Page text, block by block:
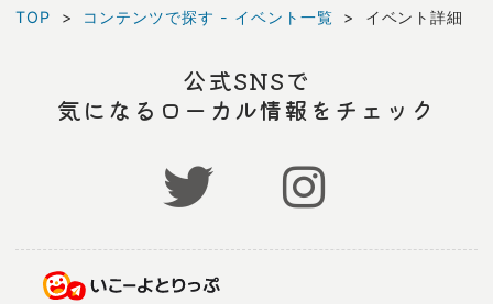
TOP コンテンツで探す - イベント一覧 イベント詳細
公式SNSで
気になるローカル情報をチェック